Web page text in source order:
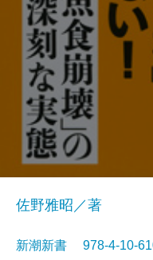
佐野雅昭／著
新潮新書 978-4-10-